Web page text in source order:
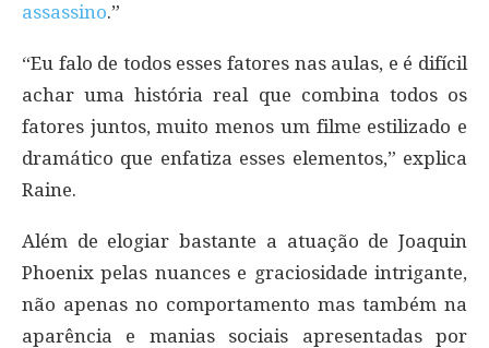
assassino.”
“Eu falo de todos esses fatores nas aulas, e é difícil
achar uma história real que combina todos os
fatores juntos, muito menos um filme estilizado e
dramático que enfatiza esses elementos,” explica
Raine.
Além de elogiar bastante a atuação de Joaquin
Phoenix pelas nuances e graciosidade intrigante,
não apenas no comportamento mas também na
aparência e manias sociais apresentadas por